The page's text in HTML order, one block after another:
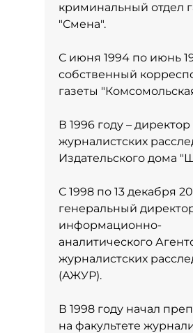
криминальный отдел
"Смена".
С июня 1994 по июнь
собственный
газеты
В 1996 году –
журналистских
Издательского дома
С 1998 по 13 декабря
генеральный
информационно-
аналитического
журналистских
(АЖУР).
В 1998 году начал
на факультете